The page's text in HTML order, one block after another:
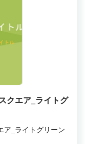
クエア_ライトグ
ア_ライトグリーン